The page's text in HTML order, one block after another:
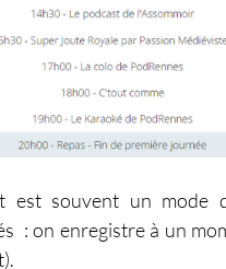
est souvent un mode
: on enregistre à un